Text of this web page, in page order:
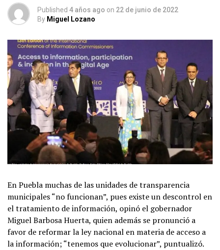
Published 4 años ago on 22 de junio de 2022
By Miguel Lozano
En Puebla muchas de las unidades de transparencia
municipales “no funcionan”, pues existe un descontrol en
el tratamiento de información, opinó el gobernador
Miguel Barbosa Huerta, quien además se pronunció a
favor de reformar la ley nacional en materia de acceso a
la información; “tenemos que evolucionar”, puntualizó.